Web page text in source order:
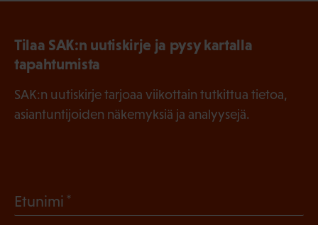
Tilaa SAK:n uutiskirje ja pysy kartalla
tapahtumista
SAK:n uutiskirje tarjoaa viikottain tutkittua tietoa,
asiantuntijoiden näkemyksiä ja analyysejä.
Etunimi